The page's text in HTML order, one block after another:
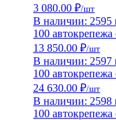
3 080.00 ₽/шт
В наличии: 2595
100
13 850.00 ₽/шт
В наличии: 2597
100
24 630.00 ₽/шт
В наличии: 2598
100